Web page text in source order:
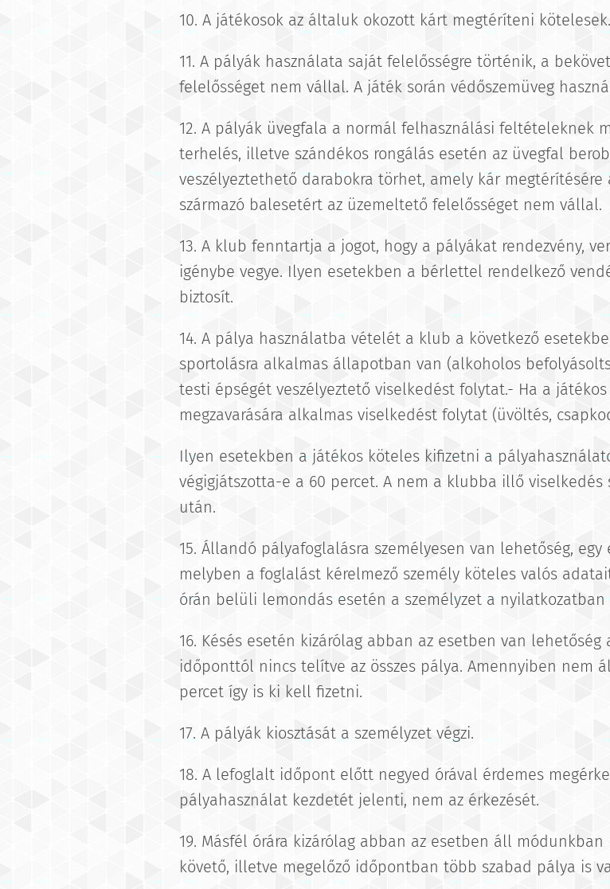
10. A játékosok az általuk okozott kárt megtéríteni kötelesek.
11. A pályák használata saját felelősségre történik, a
felelősséget nem vállal. A játék során védőszemüveg
12. A pályák üvegfala a normál felhasználási feltételeknek
terhelés, illetve szándékos rongálás esetén az üvegfal
veszélyeztethető darabokra törhet, amely kár megtérítésére
származó balesetért az üzemeltető felelősséget nem vállal.
13. A klub fenntartja a jogot, hogy a pályákat rendezvény,
igénybe vegye. Ilyen esetekben a bérlettel rendelkező
biztosít.
14. A pálya használatba vételét a klub a következő
sportolásra alkalmas állapotban van (alkoholos
testi épségét veszélyeztető viselkedést folytat.- Ha a
megzavarására alkalmas viselkedést folytat (üvöltés,
Ilyen esetekben a játékos köteles kifizetni a
végigjátszotta-e a 60 percet. A nem a klubba illő
után.
15. Állandó pályafoglalásra személyesen van lehetőség,
melyben a foglalást kérelmező személy köteles valós
órán belüli lemondás esetén a személyzet a
16. Késés esetén kizárólag abban az esetben van
időponttól nincs telítve az összes pálya. Amennyiben nem
percet így is ki kell fizetni.
17. A pályák kiosztását a személyzet végzi.
18. A lefoglalt időpont előtt negyed órával érdemes
pályahasználat kezdetét jelenti, nem az érkezését.
19. Másfél órára kizárólag abban az esetben áll
követő, illetve megelőző időpontban több szabad pálya is